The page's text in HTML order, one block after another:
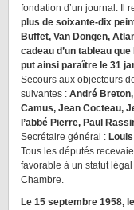
fondation d’un journal. Il
plus de soixante-dix
Buffet, Van Dongen,
cadeau d’un tableau
put ainsi paraître le 31
Secours aux objecteurs
suivantes : André
Camus, Jean Cocteau,
l’abbé Pierre, Paul
Secrétaire général :
Tous les députés
favorable à un statut
Chambre.
Le 15 septembre 1958,